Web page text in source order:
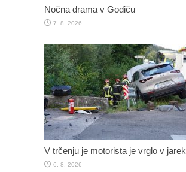
Nočna drama v Godiču
7. 8. 2026
V trčenju je motorista je vrglo v jarek
6. 8. 2026